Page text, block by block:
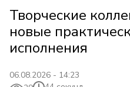
Творческие
новые
исполнения
06.08.2026 - 14:23